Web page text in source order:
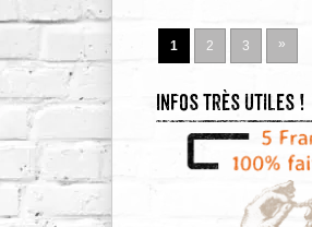
1 2 3 »
Infos très utiles !